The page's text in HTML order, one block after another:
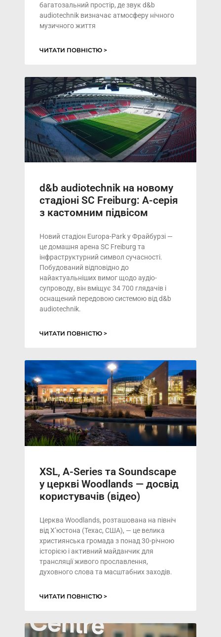
багатозальний простір, де звук d&b
audiotechnik визначає атмосферу нічного
музичного життя
ЧИТАТИ ПОВНІСТЮ >
d&b audiotechnik на новому
стадіоні SC Freiburg: A-серія
з кастомним підвісом
Новий стадіон Europa-Park у Фрайбурзі —
це домашня арена SC Freiburg та
інфраструктурний символ сучасності.
Побудований відповідно до
найактуальніших вимог щодо аудіо-
супроводу, він вміщує 34 700 глядачів і
оснащений передовою системою від d&b
audiotechnik.
ЧИТАТИ ПОВНІСТЮ >
XSL, A-Series та Soundscape
у церкві Woodlands — досвід
користувачів (відео)
Церква Woodlands, розташована на північ
від Х’юстона (Техас, США), — це велика
християнська громада з понад 30-річною
історією і активний майданчик для
трансляції живого прославлення,
духовного слова та масштабних заходів.
ЧИТАТИ ПОВНІСТЮ >